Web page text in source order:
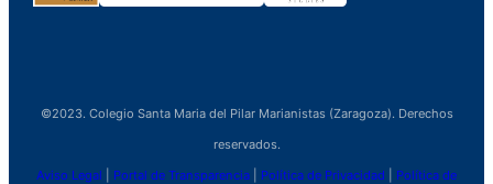
©2023. Colegio Santa Maria del Pilar Marianistas (Zaragoza). Derechos
reservados.
Aviso Legal Portal de Transparencia Política de Privacidad Política de